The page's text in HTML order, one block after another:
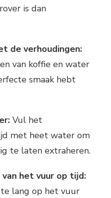
is dan
de verhoudingen:
van koffie en water
smaak hebt
Vul het
met heet water om
te laten extraheren.
het vuur op tijd:
lang op het vuur